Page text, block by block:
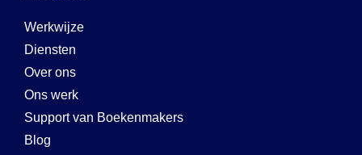
Werkwijze
Diensten
Over ons
Ons werk
Support van Boekenmakers
Blog